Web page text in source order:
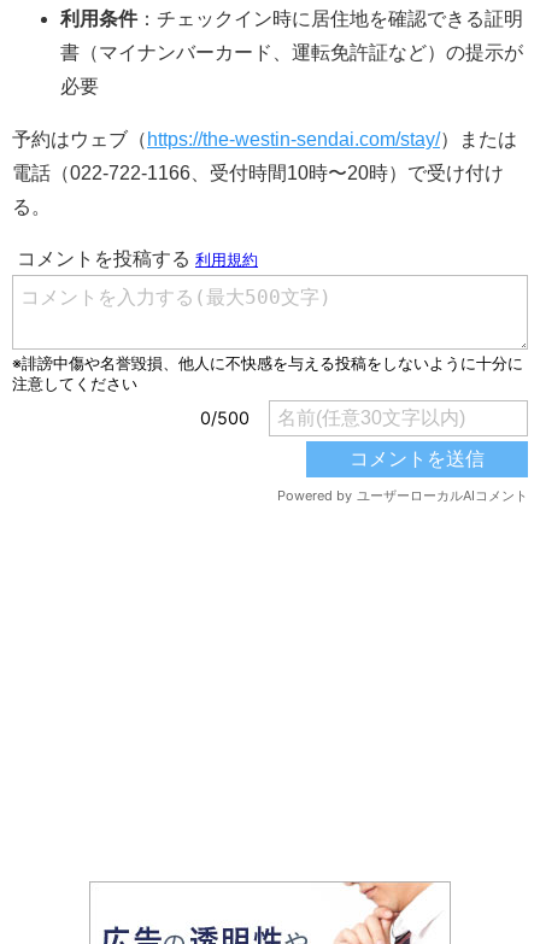
利用条件：チェックイン時に居住地を確認できる証明
書（マイナンバーカード、運転免許証など）の提示が
必要
予約はウェブ（ https://the-westin-sendai.com/stay/）または
電話（022-722-1166、受付時間10時〜20時）で受け付け
る。